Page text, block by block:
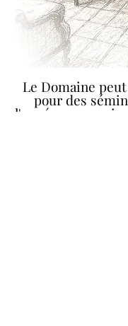
Le Domaine
pour des
l'année en